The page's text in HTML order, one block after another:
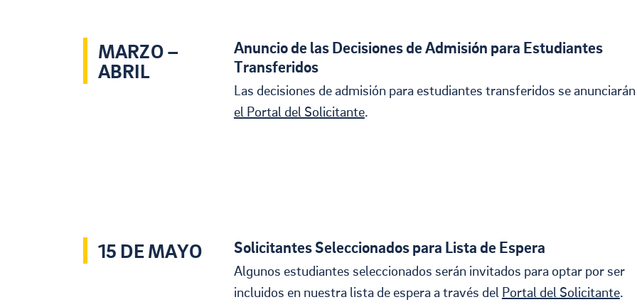
MARZO –
ABRIL
Anuncio de las Decisiones de Admisión para Estudiantes
Transferidos
Las decisiones de admisión para estudiantes transferidos se
el Portal del Solicitante.
15 DE MAYO Solicitantes Seleccionados para Lista de Espera
Algunos estudiantes seleccionados serán invitados para optar por ser
incluidos en nuestra lista de espera a través del Portal del Solicitante.